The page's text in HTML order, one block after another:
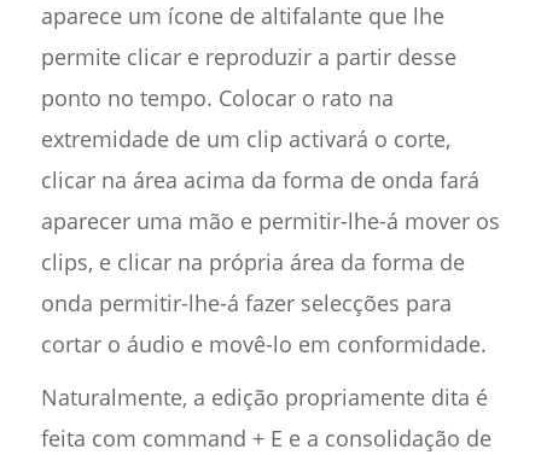
aparece um ícone de altifalante que lhe
permite clicar e reproduzir a partir desse
ponto no tempo. Colocar o rato na
extremidade de um clip activará o corte,
clicar na área acima da forma de onda fará
aparecer uma mão e permitir-lhe-á mover os
clips, e clicar na própria área da forma de
onda permitir-lhe-á fazer selecções para
cortar o áudio e movê-lo em conformidade.
Naturalmente, a edição propriamente dita é
feita com command + E e a consolidação de